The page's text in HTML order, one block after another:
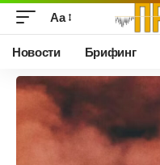
Аа
Новости Брифинг